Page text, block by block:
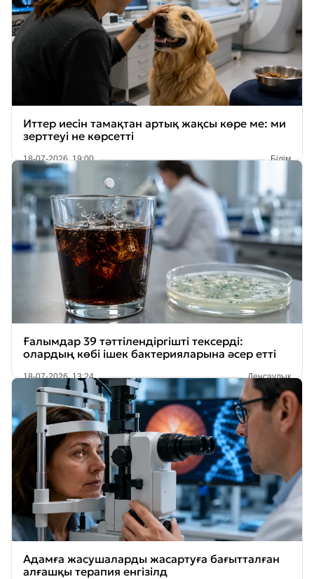
Иттер иесін тамақтан артық жақсы көре ме: ми
зерттеуі не көрсетті
18-07-2026, 19:00 Білім
Ғалымдар 39 тәттілендіргішті тексерді:
олардың көбі ішек бактерияларына әсер етті
18-07-2026, 13:24 Денсаулық
Адамға жасушаларды жасартуға бағытталған
алғашқы терапия енгізілд